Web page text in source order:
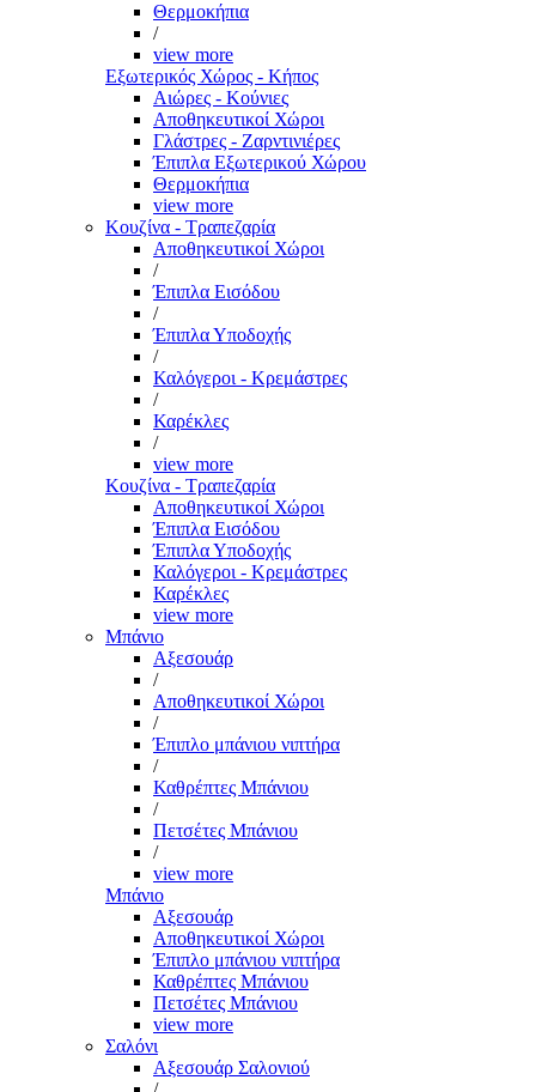
Θερμοκήπια
/
view more
Εξωτερικός Χώρος - Κήπος
Αιώρες - Κούνιες
Αποθηκευτικοί Χώροι
Γλάστρες - Ζαρντινιέρες
Έπιπλα Εξωτερικού Χώρου
Θερμοκήπια
view more
Κουζίνα - Τραπεζαρία
Αποθηκευτικοί Χώροι
/
Έπιπλα Εισόδου
/
Έπιπλα Υποδοχής
/
Καλόγεροι - Κρεμάστρες
/
Καρέκλες
/
view more
Κουζίνα - Τραπεζαρία
Αποθηκευτικοί Χώροι
Έπιπλα Εισόδου
Έπιπλα Υποδοχής
Καλόγεροι - Κρεμάστρες
Καρέκλες
view more
Μπάνιο
Αξεσουάρ
/
Αποθηκευτικοί Χώροι
/
Έπιπλο μπάνιου νιπτήρα
/
Καθρέπτες Μπάνιου
/
Πετσέτες Μπάνιου
/
view more
Μπάνιο
Αξεσουάρ
Αποθηκευτικοί Χώροι
Έπιπλο μπάνιου νιπτήρα
Καθρέπτες Μπάνιου
Πετσέτες Μπάνιου
view more
Σαλόνι
Αξεσουάρ Σαλονιού